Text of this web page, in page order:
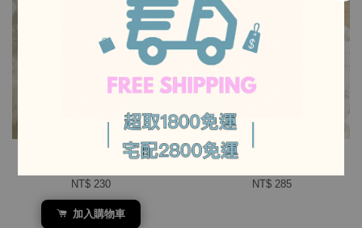
-
刷毛布 [雙面刷毛布/5色]
NT$ 230
加入購物車
雙面絨布 [小恐龍/2色]
NT$ 285